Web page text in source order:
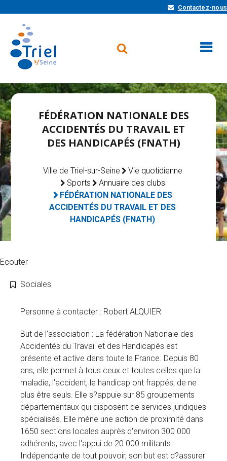
Contactez-nous
FÉDÉRATION NATIONALE DES
ACCIDENTÉS DU TRAVAIL ET
DES HANDICAPÉS (FNATH)
Ville de Triel-sur-Seine
Vie quotidienne
Sports
Annuaire des clubs
FÉDÉRATION NATIONALE DES
ACCIDENTÉS DU TRAVAIL ET DES
HANDICAPÉS (FNATH)
Ecouter
Sociales
Personne à contacter : Robert ALQUIER
But de l'association : La fédération Nationale des
Accidentés du Travail et des Handicapés est
présente et active dans toute la France. Depuis 80
ans, elle permet à tous ceux et toutes celles que la
maladie, l'accident, le handicap ont frappés, de ne
plus être seuls. Elle s?appuie sur 85 groupements
départementaux qui disposent de services juridiques
spécialisés. Elle mène une action de proximité dans
1650 sections locales auprès d'environ 300 000
adhérents, avec l'appui de 20 000 militants.
Indépendante de tout pouvoir, son but est d?assurer